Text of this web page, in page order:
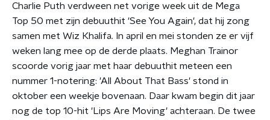
Charlie Puth verdween net vorige week uit de Mega
Top 50 met zijn debuuthit 'See You Again', dat hij zong
samen met Wiz Khalifa. In april en mei stonden ze er vijf
weken lang mee op de derde plaats. Meghan Trainor
scoorde vorig jaar met haar debuuthit meteen een
nummer 1-notering: 'All About That Bass' stond in
oktober een weekje bovenaan. Daar kwam begin dit jaar
nog de top 10-hit 'Lips Are Moving' achteraan. De twee